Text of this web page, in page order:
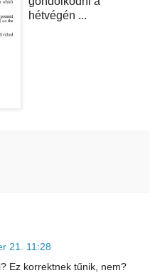
hétvégén ...
21. 11:28
Ez korrektnek tűnik, nem?